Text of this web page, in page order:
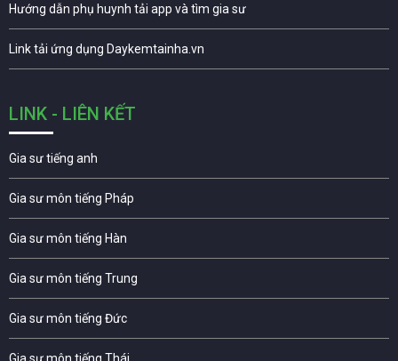
Hướng dẫn phụ huynh tải app và tìm gia sư
Link tải ứng dụng Daykemtainha.vn
LINK - LIÊN KẾT
Gia sư tiếng anh
Gia sư môn tiếng Pháp
Gia sư môn tiếng Hàn
Gia sư môn tiếng Trung
Gia sư môn tiếng Đức
Gia sư môn tiếng Thái